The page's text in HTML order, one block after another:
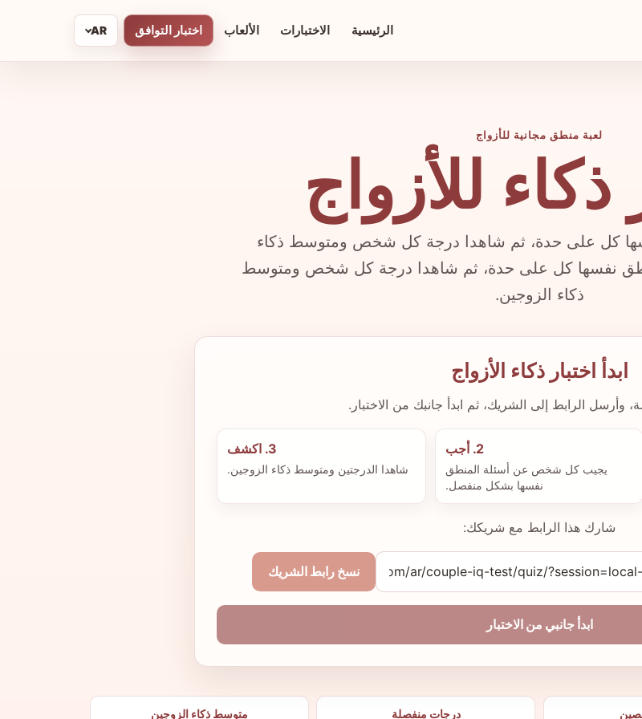
الرئيسية الاختبارات الألعاب اختبار التوافق AR
لعبة منطق مجانية للأزواج
ذكاء للأزواج
كل على حدة، ثم شاهدا درجة كل شخص ومتوسط ذكاء
نفسها كل على حدة، ثم شاهدا درجة كل شخص ومتوسط
ذكاء الزوجين.
ابدأ اختبار ذكاء الأزواج
الرابط إلى الشريك، ثم ابدأ جانبك من الاختبار.
2. أجب
يجيب كل شخص عن أسئلة المنطق
نفسها بشكل منفصل.
3. اكشف
شاهدا الدرجتين ومتوسط ذكاء الزوجين.
شارك هذا الرابط مع شريكك:
نسخ رابط الشريك
ابدأ جانبي من الاختبار
درجات منفصلة متوسط ذكاء الزوجين